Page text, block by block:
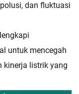
dan fluktuasi
untuk mencegah
kinerja listrik yang